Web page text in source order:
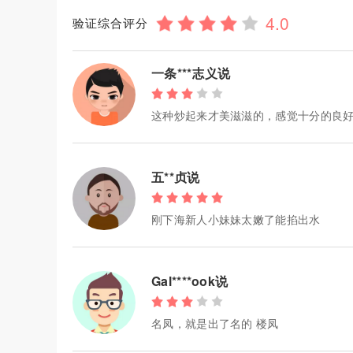
验证综合评分
一条***志义说
这种炒起来才美滋滋的，感觉十分的良
五**贞说
刚下海新人小妹妹太嫩了能掐出水
Gal****ook说
名凤，就是出了名的 楼凤